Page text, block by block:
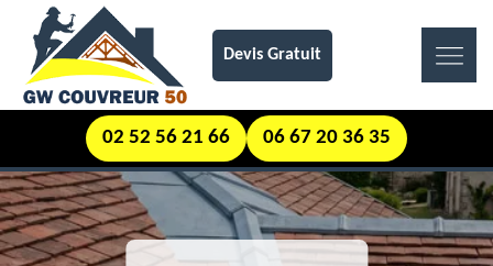
Devis Gratuit
02 52 56 21 66 06 67 20 36 35